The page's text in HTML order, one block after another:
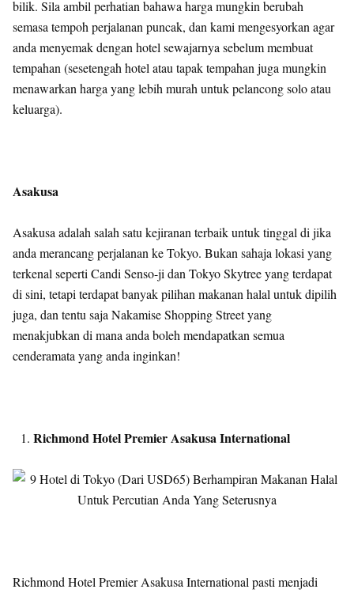
bilik. Sila ambil perhatian bahawa harga mungkin berubah
semasa tempoh perjalanan puncak, dan kami mengesyorkan agar
anda menyemak dengan hotel sewajarnya sebelum membuat
tempahan (sesetengah hotel atau tapak tempahan juga mungkin
menawarkan harga yang lebih murah untuk pelancong solo atau
keluarga).
Asakusa
Asakusa adalah salah satu kejiranan terbaik untuk tinggal di jika
anda merancang perjalanan ke Tokyo. Bukan sahaja lokasi yang
terkenal seperti Candi Senso-ji dan Tokyo Skytree yang terdapat
di sini, tetapi terdapat banyak pilihan makanan halal untuk dipilih
juga, dan tentu saja Nakamise Shopping Street yang
menakjubkan di mana anda boleh mendapatkan semua
cenderamata yang anda inginkan!
Richmond Hotel Premier Asakusa International
Richmond Hotel Premier Asakusa International pasti menjadi